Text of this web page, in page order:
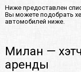
Ниже предоставлен
Вы можете подобрать
автомобилей ниже.
Милан —
аренды